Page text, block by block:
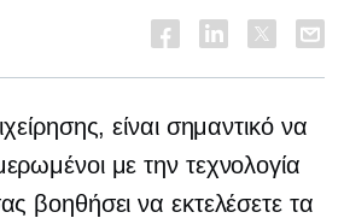
είναι σημαντικό να
με την τεχνολογία
βοηθήσει να εκτελέσετε τα